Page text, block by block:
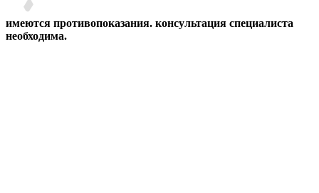
имеются противопоказания. консультация специалиста
необходима.